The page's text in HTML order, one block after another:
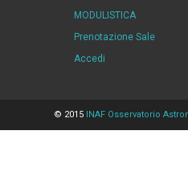
MODULISTICA
Prenotazione Sale
Accedi
© 2015 INAF Osservatorio